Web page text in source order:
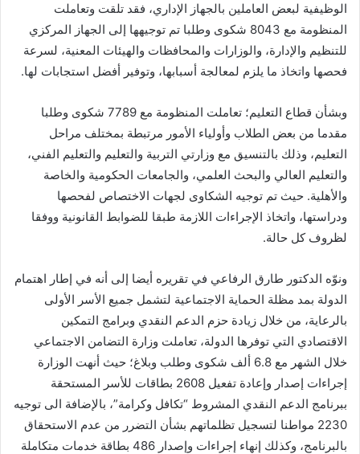
الوظيفية لبعض العاملين بالجهاز الإداري، فقد تلقت وتعاملت
المنظومة مع 8043 شكوى وطلبا تم توجيهها إلى الجهاز المركزي
للتنظيم والإدارة، والوزارات والمحافظات والهيئات المعنية، لسرعة
فحصها واتخاذ ما يلزم لمعالجة أسبابها، وتوفير أفضل استجابات لها.
وبشأن قطاع التعليم؛ تعاملت المنظومة مع 7789 شكوى وطلبا
مقدما من بعض الطلاب وأولياء الأمور مرتبطة بمختلف مراحل
التعليم، وذلك بالتنسيق مع وزارتي التربية والتعليم والتعليم الفني،
والتعليم العالي والبحث العلمي، والجامعات الحكومية والخاصة
والأهلية. حيث تم توجيه الشكاوى لجهات الاختصاص لفحصها
ودراستها، واتخاذ الإجراءات اللازمة طبقا للضوابط القانونية ووفقا
لظروف كل حالة.
ونوّه الدكتور طارق الرفاعي في تقريره أيضا إلى أنه في إطار اهتمام
الدولة بمد مظلة الحماية الاجتماعية لتشمل جميع الأسر الأولى
بالرعاية، من خلال زيادة حزم الدعم النقدي وبرامج التمكين
الاقتصادي التي توفرها الدولة، تعاملت وزارة التضامن الاجتماعي
خلال الشهر مع 6.8 ألف شكوى وطلب وبلاغ؛ حيث أنهت الوزارة
إجراءات إصدار وإعادة تفعيل 2608 بطاقات للأسر المستحقة
ببرنامج الدعم النقدي المشروط “تكافل وكرامة”، بالإضافة الى توجيه
2230 مواطنا لتسجيل تظلماتهم بشأن التضرر من عدم الاستحقاق
بالبرنامج، وكذلك إنهاء إجراءات وإصدار 486 بطاقة خدمات متكاملة